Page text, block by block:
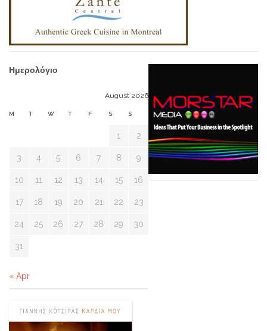
Ημερολόγιο
August 2026
M T W T F S S
1 2
3 4 5 6 7 8 9
10 11 12 13 14 15 16
17 18 19 20 21 22 23
24 25 26 27 28 29 30
31
« Apr